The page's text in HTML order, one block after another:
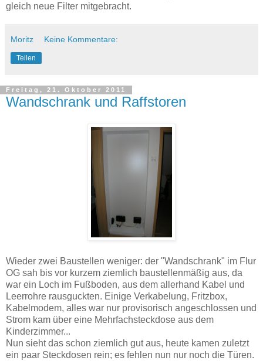
gleich neue Filter mitgebracht.
Moritz Keine Kommentare:
Teilen
Freitag, 21. Oktober 2011
Wandschrank und Raffstoren
Wieder zwei Baustellen weniger: der "Wandschrank" im Flur
OG sah bis vor kurzem ziemlich baustellenmäßig aus, da
war ein Loch im Fußboden, aus dem allerhand Kabel und
Leerrohre rausguckten. Einige Verkabelung, Fritzbox,
Kabelmodem, alles war nur provisorisch angeschlossen und
Strom kam über eine Mehrfachsteckdose aus dem
Kinderzimmer...
Nun sieht das schon ziemlich gut aus, heute kamen zuletzt
ein paar Steckdosen rein; es fehlen nun nur noch die Türen.